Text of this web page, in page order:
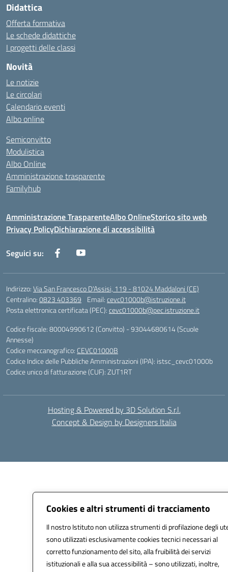
Cookies e altri strumenti di tracciamento
Il nostro Istituto non utilizza strumenti di profilazione degli
sono utilizzati esclusivamente cookies tecnici necessari al
corretto funzionamento del sito, alla fruibilità dei servizi
istituzionali e alla sua accessibilità – sono utilizzati, inoltre,
Didattica
Offerta formativa
Le schede didattiche
I progetti delle classi
Novità
Le notizie
Le circolari
Calendario eventi
Albo online
Semiconvitto
Modulistica
Albo Online
Amministrazione trasparente
Familyhub
Amministrazione TrasparenteAlbo OnlineStorico sito web
Privacy PolicyDichiarazione di accessibilità
Seguici su:
Indirizzo:Via San Francesco D'Assisi, 119 - 81024 Maddaloni (CE)
Centralino:0823 403369 Email:cevc01000b@istruzione.it
Posta elettronica certificata (PEC):cevc01000b@pec.istruzione.it
Codice fiscale: 80004990612 (Convitto) - 93044680614 (Scuole
Annesse)
Codice meccanografico: CEVC01000B
Codice Indice delle Pubbliche Amministrazioni (IPA): istsc_cevc01000b
Codice unico di fatturazione (CUF): ZUT1RT
Hosting & Powered by 3D Solution S.r.l.
Concept & Design by Designers Italia